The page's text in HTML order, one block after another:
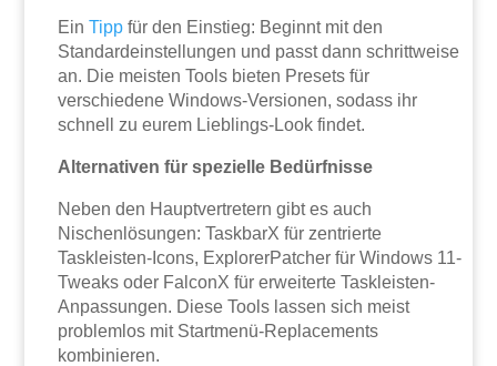
EinTipp für den Einstieg: Beginnt mit den
Standardeinstellungen und passt dann schrittweise
an. Die meisten Tools bieten Presets für
verschiedene Windows-Versionen, sodass ihr
schnell zu eurem Lieblings-Look findet.
Alternativen für spezielle Bedürfnisse
Neben den Hauptvertretern gibt es auch
Nischenlösungen: TaskbarX für zentrierte
Taskleisten-Icons, ExplorerPatcher für Windows 11-
Tweaks oder FalconX für erweiterte Taskleisten-
Anpassungen. Diese Tools lassen sich meist
problemlos mit Startmenü-Replacements
kombinieren.